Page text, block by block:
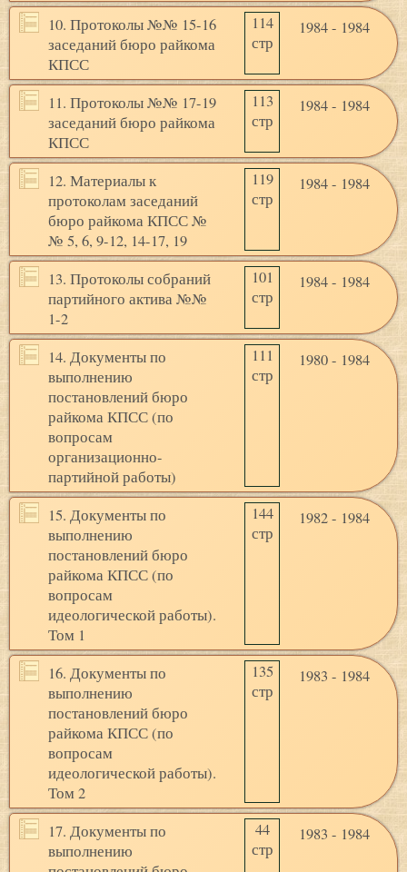
10. Протоколы №№ 15-16
заседаний бюро райкома
КПСС
114
стр
1984 - 1984
11. Протоколы №№ 17-19
заседаний бюро райкома
КПСС
113
стр
1984 - 1984
12. Материалы к
протоколам заседаний
бюро райкома КПСС №
№ 5, 6, 9-12, 14-17, 19
119
стр
1984 - 1984
13. Протоколы собраний
партийного актива №№
1-2
101
стр
1984 - 1984
14. Документы по
выполнению
постановлений бюро
райкома КПСС (по
вопросам
организационно-
партийной работы)
111
стр
1980 - 1984
15. Документы по
выполнению
постановлений бюро
райкома КПСС (по
вопросам
идеологической работы).
Том 1
144
стр
1982 - 1984
16. Документы по
выполнению
постановлений бюро
райкома КПСС (по
вопросам
идеологической работы).
Том 2
135
стр
1983 - 1984
17. Документы по
выполнению
44
стр
1983 - 1984